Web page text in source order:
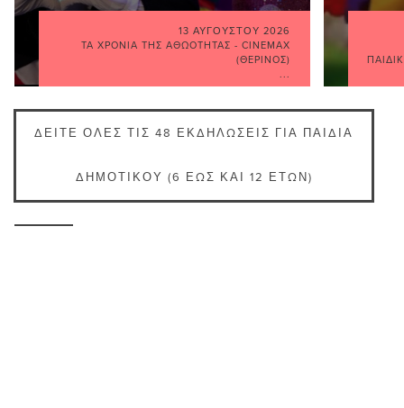
13 ΑΥΓΟΎΣΤΟΥ 2026
ΤΑ ΧΡΌΝΙΑ ΤΗΣ ΑΘΩΌΤΗΤΑΣ - CINEMAX
(ΘΕΡΙΝΌΣ)
ΔΕΊΤΕ ΌΛΕΣ ΤΙΣ 48 ΕΚΔΗΛΏΣΕΙΣ ΓΙΑ ΠΑΙΔΙΆ
ΔΗΜΟΤΙΚΟΎ (6 ΈΩΣ ΚΑΙ 12 ΕΤΏΝ)